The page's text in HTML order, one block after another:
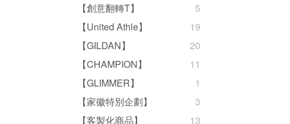
【創意翻轉T】
5
【United Athle】
19
【GILDAN】
20
【CHAMPION】
11
【GLIMMER】
1
【家徽特別企劃】
3
【客製化商品】
13